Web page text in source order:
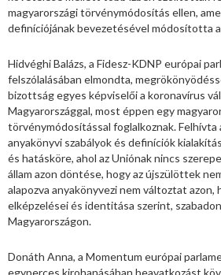
magyarországi törvénymódosítás ellen,
definíciójának bevezetésével módosította
Hidvéghi Balázs, a Fidesz-KDNP európai
felszólalásában elmondta,
bizottság egyes képviselői a koronavírus
Magyarországgal, most éppen egy
törvénymódosítással foglalkoznak. Felhívta
anyakönyvi szabályok és definíciók
és hatásköre, ahol az Uniónak nincs
állam azon döntése, hogy az újszülöttek
alapozva anyakönyvezi nem változtat azon,
elképzelései és identitása szerint,
Magyarországon.
Donáth Anna, a Momentum európai
egyperces kirohanásában beavatkozást